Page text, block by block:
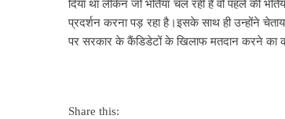
दिया था लेकिन जो भर्तियां चल रही है वो पहले की
प्रदर्शन करना पड़ रहा है।इसके साथ ही उन्होंने
पर सरकार के कैंडिडेटों के खिलाफ मतदान करने का
Share this: